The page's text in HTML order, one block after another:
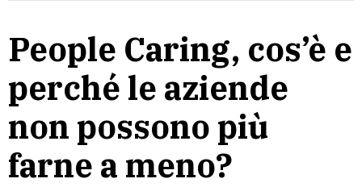
People Caring, cos’è e
perché le aziende
non possono più
farne a meno?